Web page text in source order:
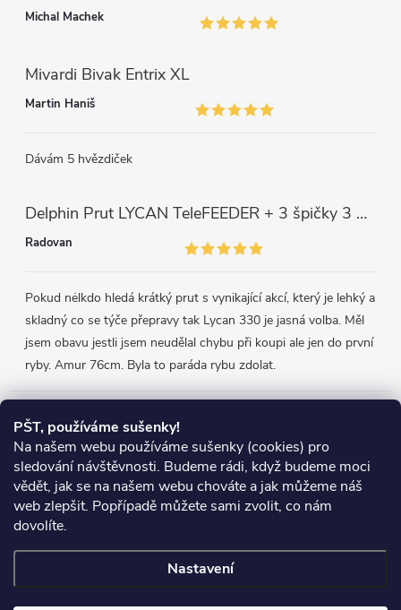
PŠT, používáme sušenky!
Na našem webu používáme sušenky (cookies) pro
sledování návštěvnosti. Budeme rádi, když budeme moci
vědět, jak se na našem webu chováte a jak můžeme náš
web zlepšit. Popřípadě můžete sami zvolit, co nám
dovolíte.
Nastavení
Michal Machek
Mivardi Bivak Entrix XL
Martin Haniš
Dávám 5 hvězdiček
Delphin Prut LYCAN TeleFEEDER + 3 špičky 3 m, 80 g
Radovan
Pokud nėlkdo hledá krátký prut s vynikající akcí, který je lehký a
skladný co se týče přepravy tak Lycan 330 je jasná volba. Měl
jsem obavu jestli jsem neudělal chybu při koupi ale jen do první
ryby. Amur 76cm. Byla to paráda rybu zdolat.
Přijímáme online platby
Heureka.cz Obchodní podmínky
Reklamace